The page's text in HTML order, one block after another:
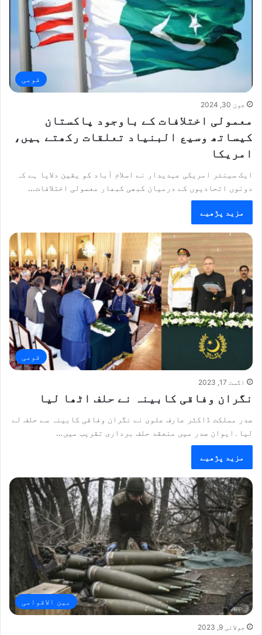
قومی
جون 30, 2024
معمولی اختلافات کے باوجود پاکستان
کیساتھ وسیع البنیاد تعلقات رکھتے ہیں،
امریکا
ایک سینئر امریکی عہدیدار نے اسلام آباد کو یقین دلایا ہے کہ
دونوں اتحادیوں کے درمیان کبھی کبھار معمولی اختلافات…
مزید پڑھیے
قومی
اگست 17, 2023
نگران وفاقی کابینہ نے حلف اٹھا لیا
صدر مملکت ڈاکٹر عارف علوی نے نگران وفاقی کابینہ سے حلف لے
لیا۔ایوان صدر میں منعقد حلف برداری تقریب میں…
مزید پڑھیے
بین الاقوامی
جولائی 9, 2023